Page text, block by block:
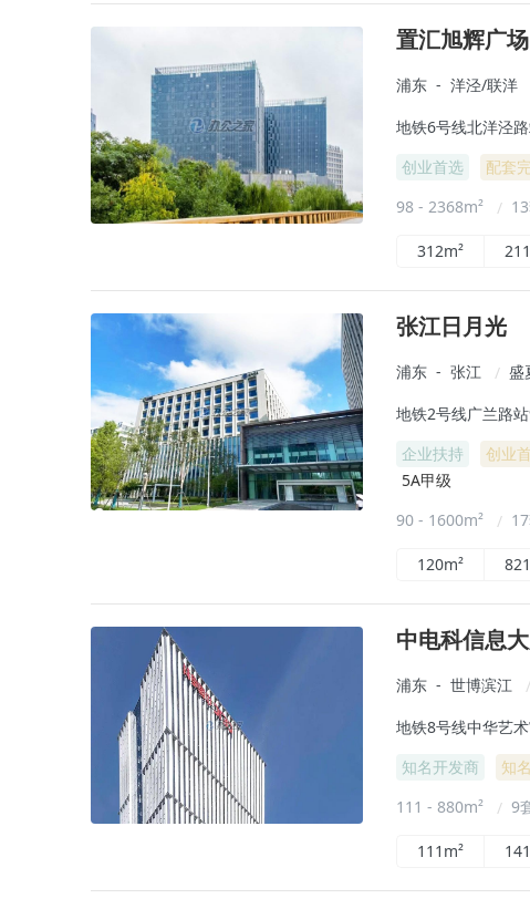
置汇旭辉广场
浦东 - 洋泾/联洋
地铁6号线北洋泾
创业首选
配套
98 - 2368m²
/
312m²
张江日月光
浦东 - 张江 / 盛
地铁2号线广兰路
企业扶持
创业
5A甲级
90 - 1600m²
/
120m²
中电科信息
浦东 - 世博滨江 /
地铁8号线中华艺
知名开发商
知
111 - 880m²
/ 9
111m²